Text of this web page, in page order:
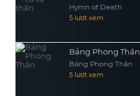
Hymn of Death
5 lượt xem
Bảng Phong Thần
Bảng Phong Thần
5 lượt xem